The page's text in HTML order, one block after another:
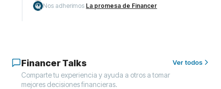
Nos adherimos La promesa de Financer
Financer Talks
Comparte tu experiencia y ayuda a otros a tomar
mejores decisiones financieras.
Ver todos